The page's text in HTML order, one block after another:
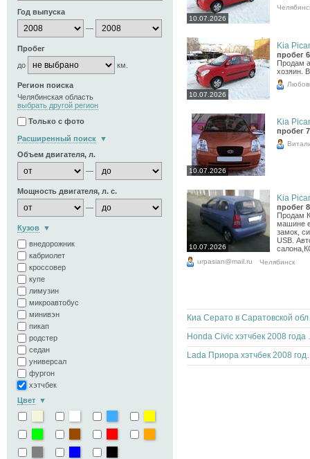
Год выпуска
—
Пробег
до
км.
Регион поиска
Челябинская область
выбрать другой регион
Только с фото
Расширенный поиск
Объем двигателя, л.
—
Мощность двигателя, л. с.
—
Кузов
внедорожник
кабриолет
кроссовер
купе
лимузин
микроавтобус
минивэн
пикап
родстер
седан
универсал
фургон
хэтчбек
Цвет
10.07.2026
10.07.2026
Kia
пробег
Продам
хозяин.
10.07.2026
Kia
пробег
10.07.2026
Kia
пробег
Продам
машине
замок,
USB.
urpasian@mail.ru Челябинск
Honda
Lada Приора